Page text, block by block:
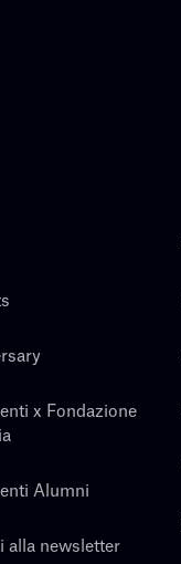
x Fondazione
Alumni
alla newsletter